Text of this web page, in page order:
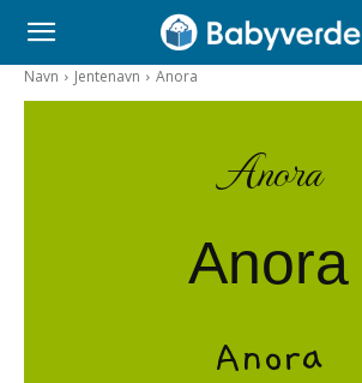
Navn Jentenavn Anora
Anora
Anora
Anora